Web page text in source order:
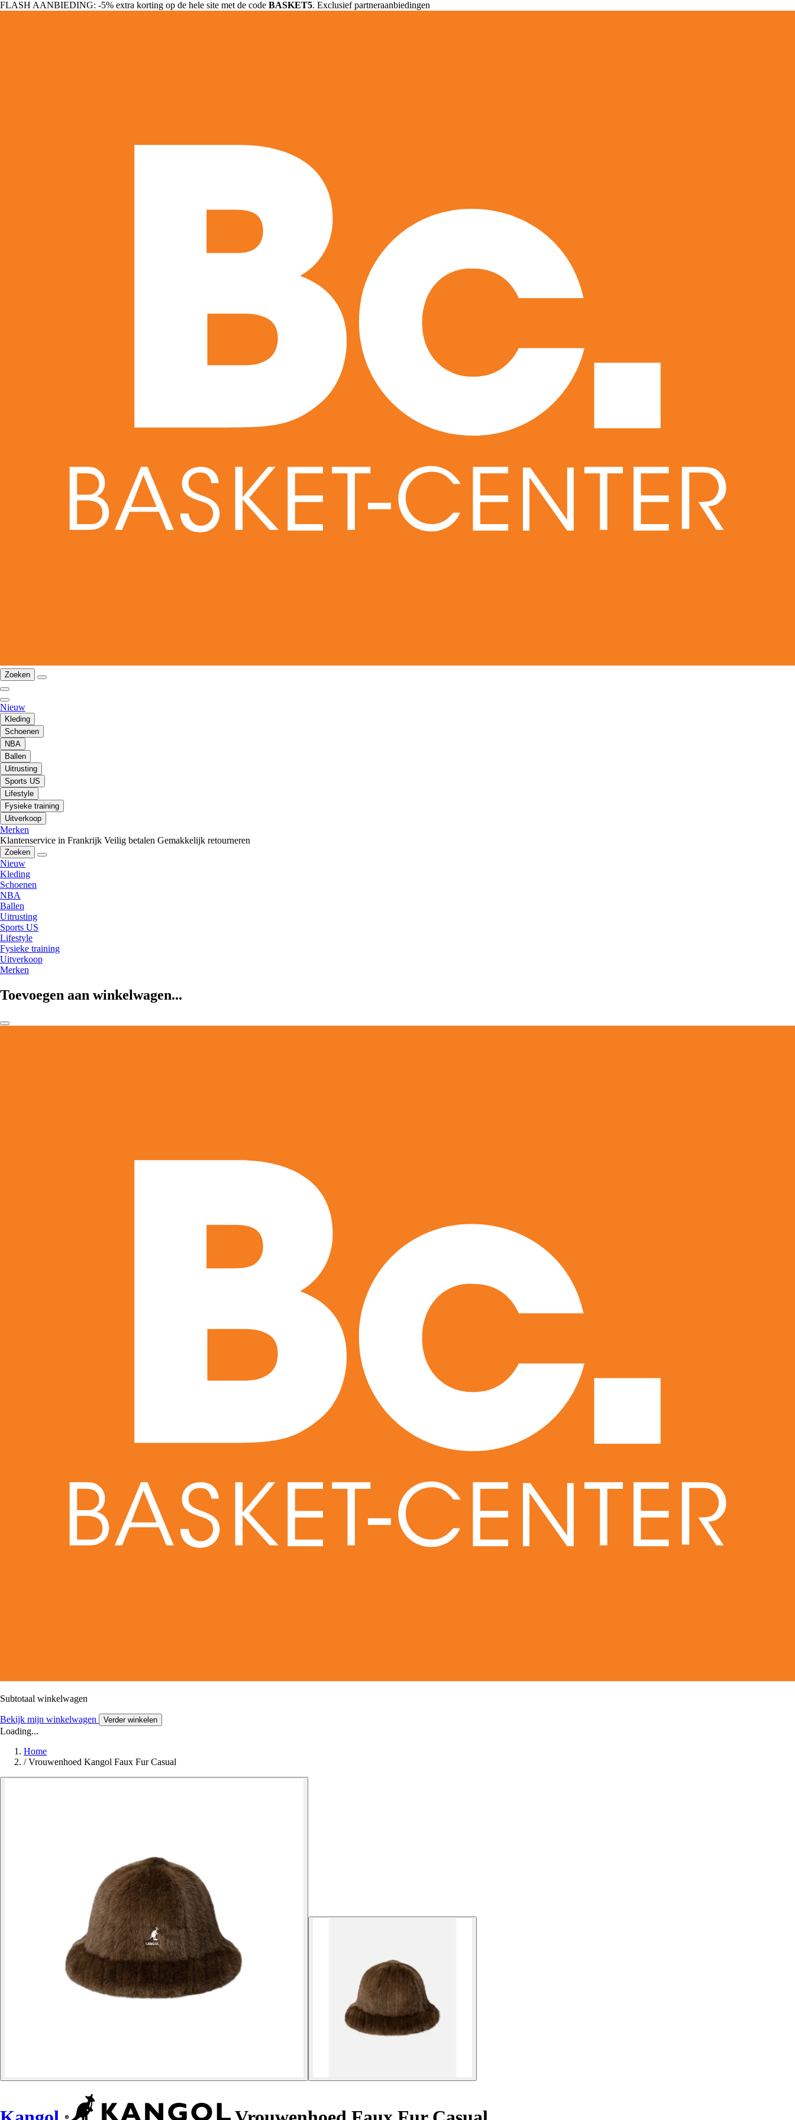
FLASH AANBIEDING: -5% extra korting op de hele site met de code BASKET5. Exclusief partneraanbiedingen
Zoeken
Nieuw
Kleding
Schoenen
NBA
Ballen
Uitrusting
Sports US
Lifestyle
Fysieke training
Uitverkoop
Merken
Klantenservice in Frankrijk Veilig betalen Gemakkelijk retourneren
Zoeken
Nieuw
Kleding
Schoenen
NBA
Ballen
Uitrusting
Sports US
Lifestyle
Fysieke training
Uitverkoop
Merken
Toevoegen aan winkelwagen...
Subtotaal winkelwagen
Bekijk mijn winkelwagen Verder winkelen
Loading...
Home
/ Vrouwenhoed Kangol Faux Fur Casual